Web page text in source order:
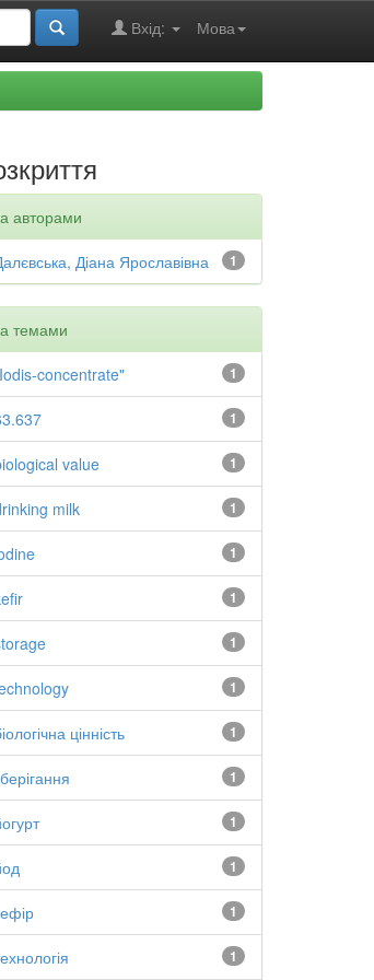
Мова
Вхід:
авторами
1
Діана Ярославівна
темами
1
concentrate"
1
1
value
1
milk
1
1
1
1
1
цінність
1
1
1
1
1